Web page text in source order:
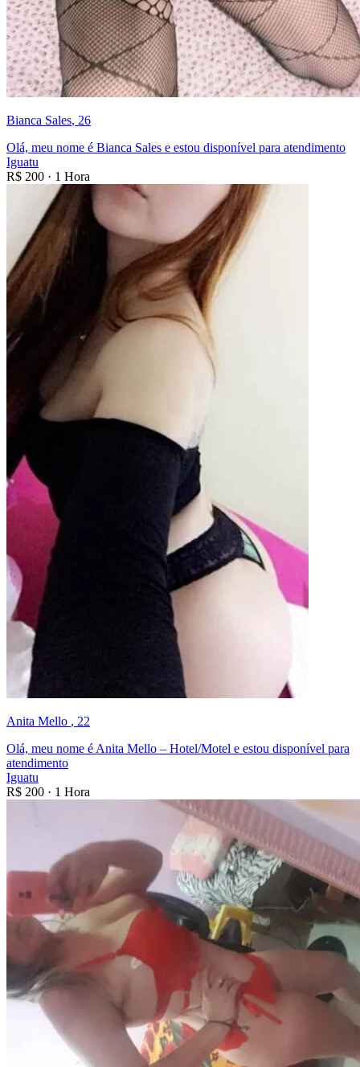
Bianca Sales, 26
Olá, meu nome é Bianca Sales e estou disponível para atendimento
Iguatu
R$ 200 · 1 Hora
Anita Mello , 22
Olá, meu nome é Anita Mello – Hotel/Motel e estou disponível para
atendimento
Iguatu
R$ 200 · 1 Hora